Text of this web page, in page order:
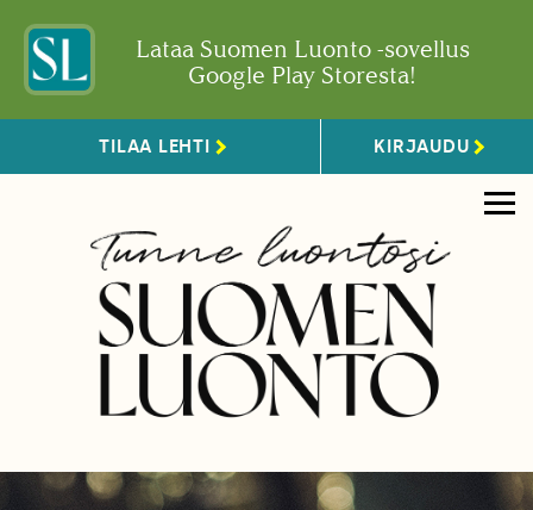
Lataa Suomen Luonto -sovellus
Google Play Storesta!
TILAA LEHTI KIRJAUDU